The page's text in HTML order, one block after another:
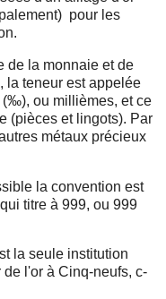
pour les
de la monnaie et de
la teneur est appelée
(‰), ou millièmes, et ce
(pièces et lingots). Par
métaux précieux
la convention est
titre à 999, ou 999
la seule institution
l'or à Cinq-neufs, c-